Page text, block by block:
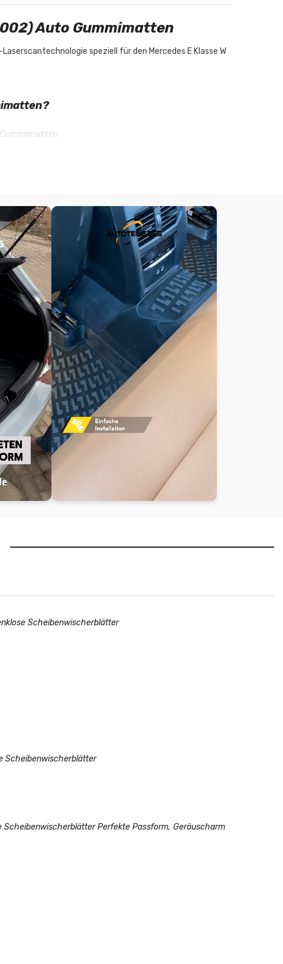
Auto Gummimatten
speziell für den Mercedes E Klasse W
Gummimatten
Die strukturierte Oberfläche sorgt für zusätzliche
Scheibenwischerblätter
Scheibenwischerblätter
Scheibenwischerblätter Perfekte Passform, Geräuscharm